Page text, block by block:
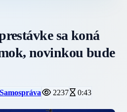
sa koná
novinkou bude
Samospráva 2237 0:43